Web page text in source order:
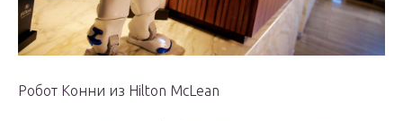
Робот Конни из Hilton McLean